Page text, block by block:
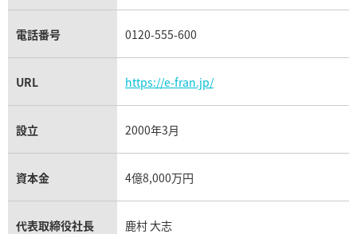
電話番号 0120-555-600
URL https://e-fran.jp/
設立 2000年3月
資本金 4億8,000万円
代表取締役社長 鹿村 大志